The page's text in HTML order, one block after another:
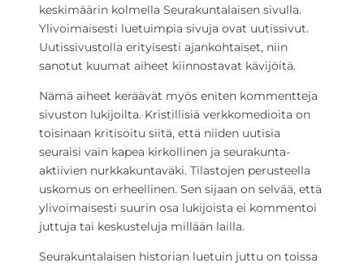
keskimäärin kolmella Seurakuntalaisen sivulla.
Ylivoimaisesti luetuimpia sivuja ovat uutissivut.
Uutissivustolla erityisesti ajankohtaiset, niin
sanotut kuumat aiheet kiinnostavat kävijöitä.
Nämä aiheet keräävät myös eniten kommentteja
sivuston lukijoilta. Kristillisiä verkkomedioita on
toisinaan kritisoitu siitä, että niiden uutisia
seuraisi vain kapea kirkollinen ja seurakunta-
aktiivien nurkkakuntaväki. Tilastojen perusteella
uskomus on erheellinen. Sen sijaan on selvää, että
ylivoimaisesti suurin osa lukijoista ei kommentoi
juttuja tai keskusteluja millään lailla.
Seurakuntalaisen historian luetuin juttu on toissa